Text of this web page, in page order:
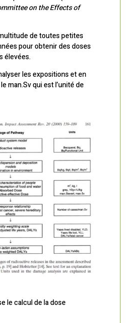
on the Effects of
de toutes petites
pour obtenir des doses
élevées.
les expositions et en
man.Sv qui est l’unité de
le calcul de la dose